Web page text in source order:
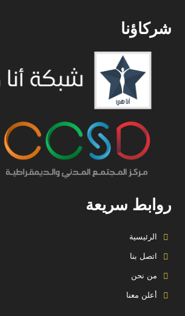
شركاؤنا
روابط سريعة
الرئيسية
اتصل بنا
من نحن
أعلن معنا